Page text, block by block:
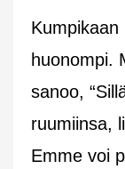
huonompi.
sanoo,
ruumiinsa,
Emme voi